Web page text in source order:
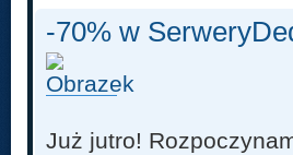
-70% w
Już jutro!